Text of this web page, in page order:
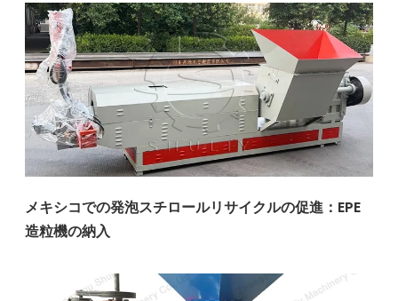
メキシコでの発泡スチロールリサイクルの促進：EPE
造粒機の納入